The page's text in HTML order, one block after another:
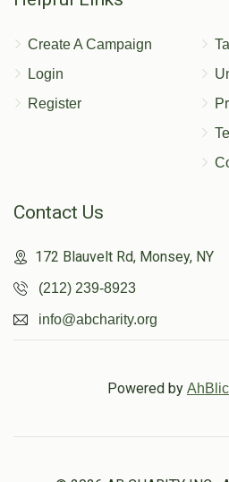
Create A Campaign
Login
Register
Contact Us
172 Blauvelt Rd, Monsey, NY
(212) 239-8923
info@abcharity.org
Powered by